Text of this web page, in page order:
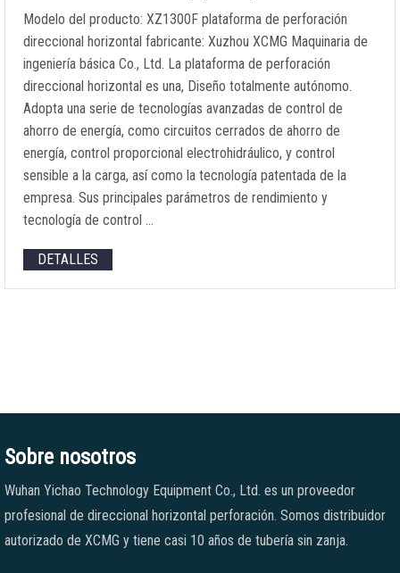
Modelo del producto: XZ1300F plataforma de perforación
direccional horizontal fabricante: Xuzhou XCMG Maquinaria de
ingeniería básica Co., Ltd. La plataforma de perforación
direccional horizontal es una, Diseño totalmente autónomo.
Adopta una serie de tecnologías avanzadas de control de
ahorro de energía, como circuitos cerrados de ahorro de
energía, control proporcional electrohidráulico, y control
sensible a la carga, así como la tecnología patentada de la
empresa. Sus principales parámetros de rendimiento y
tecnología de control …
DETALLES
Sobre nosotros
Wuhan Yichao Technology Equipment Co., Ltd. es un proveedor
profesional de direccional horizontal perforación. Somos distribuidor
autorizado de XCMG y tiene casi 10 años de tubería sin zanja.